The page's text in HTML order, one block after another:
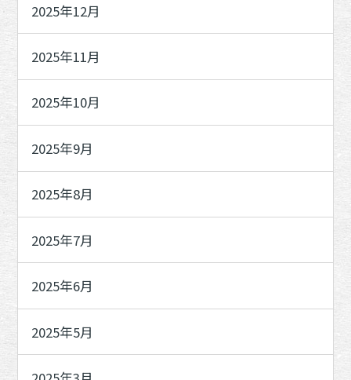
2025年12月
2025年11月
2025年10月
2025年9月
2025年8月
2025年7月
2025年6月
2025年5月